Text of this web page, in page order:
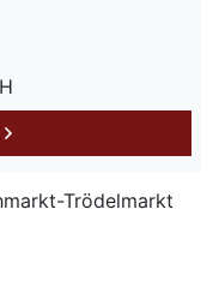
Trödelmarkt